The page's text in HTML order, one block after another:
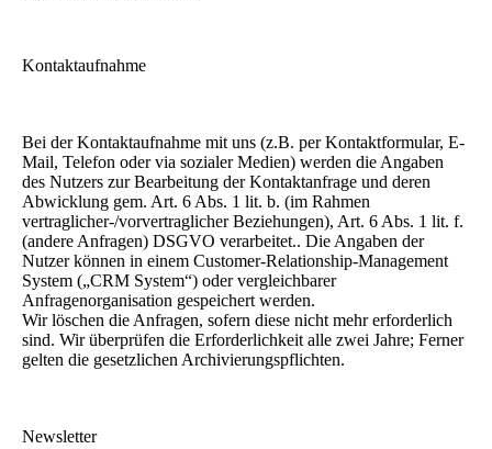
Kontaktaufnahme
Bei der Kontaktaufnahme mit uns (z.B. per Kontaktformular, E-
Mail, Telefon oder via sozialer Medien) werden die Angaben
des Nutzers zur Bearbeitung der Kontaktanfrage und deren
Abwicklung gem. Art. 6 Abs. 1 lit. b. (im Rahmen
vertraglicher-/vorvertraglicher Beziehungen), Art. 6 Abs. 1 lit. f.
(andere Anfragen) DSGVO verarbeitet.. Die Angaben der
Nutzer können in einem Customer-Relationship-Management
System („CRM System“) oder vergleichbarer
Anfragenorganisation gespeichert werden.
Wir löschen die Anfragen, sofern diese nicht mehr erforderlich
sind. Wir überprüfen die Erforderlichkeit alle zwei Jahre; Ferner
gelten die gesetzlichen Archivierungspflichten.
Newsletter